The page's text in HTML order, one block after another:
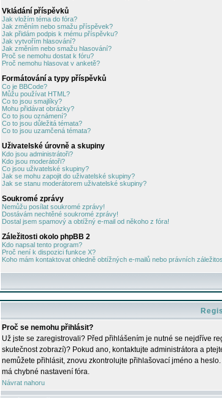
Vkládání příspěvků
Jak vložím téma do fóra?
Jak změním nebo smažu příspěvek?
Jak přidám podpis k mému příspěvku?
Jak vytvořím hlasování?
Jak změním nebo smažu hlasování?
Proč se nemohu dostat k fóru?
Proč nemohu hlasovat v anketě?
Formátování a typy příspěvků
Co je BBCode?
Můžu používat HTML?
Co to jsou smajlíky?
Mohu přidávat obrázky?
Co to jsou oznámení?
Co to jsou důležitá témata?
Co to jsou uzamčená témata?
Uživatelské úrovně a skupiny
Kdo jsou administrátoři?
Kdo jsou moderátoři?
Co jsou uživatelské skupiny?
Jak se mohu zapojit do uživatelské skupiny?
Jak se stanu moderátorem uživatelské skupiny?
Soukromé zprávy
Nemůžu posílat soukromé zprávy!
Dostávám nechtěné soukromé zprávy!
Dostal jsem spamový a obtížný e-mail od někoho z fóra!
Záležitosti okolo phpBB 2
Kdo napsal tento program?
Proč není k dispozici funkce X?
Koho mám kontaktovat ohledně obtížných e-mailů nebo právních
Proč se nemohu přihlásit?
Už jste se zaregistrovali? Před přihlášením je nutné se nejdříve
skutečnost zobrazí)? Pokud ano, kontaktujte administrátora a
nemůžete přihlásit, znovu zkontrolujte přihlašovací jméno a
má chybné nastavení fóra.
Návrat nahoru